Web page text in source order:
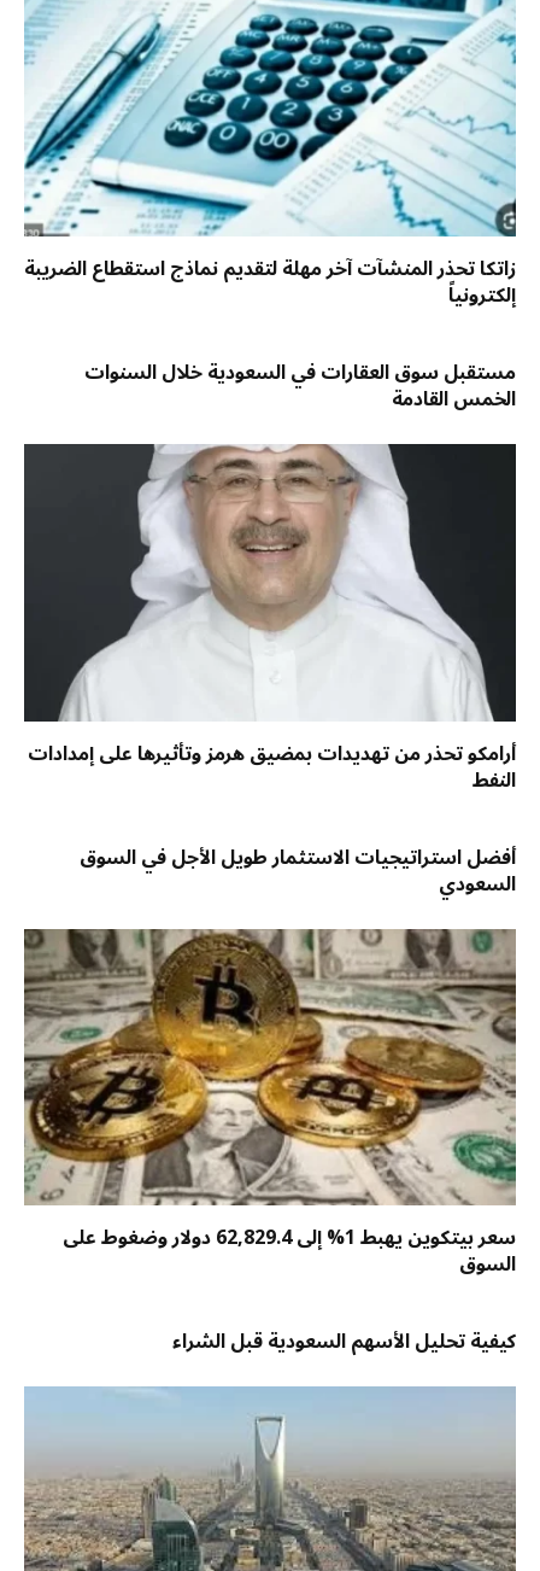
زاتكا تحذر المنشآت آخر مهلة لتقديم نماذج استقطاع الضريبة
إلكترونياً
مستقبل سوق العقارات في السعودية خلال السنوات
الخمس القادمة
أرامكو تحذر من تهديدات بمضيق هرمز وتأثيرها على إمدادات
النفط
أفضل استراتيجيات الاستثمار طويل الأجل في السوق
السعودي
سعر بيتكوين يهبط 1% إلى 62,829.4 دولار وضغوط على
السوق
كيفية تحليل الأسهم السعودية قبل الشراء